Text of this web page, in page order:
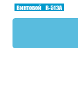
Винтовой R-513A